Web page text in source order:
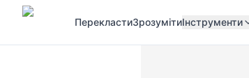
ПерекластиЗрозумітиІнструменти